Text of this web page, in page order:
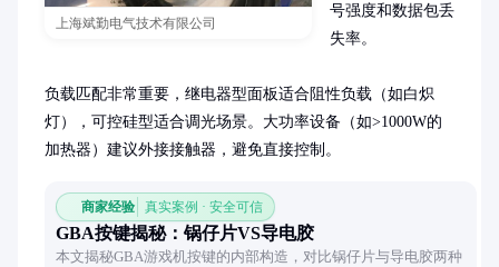
上海斌勤电气技术有限公司
号强度和数据包丢
失率。
负载匹配非常重要，继电器型面板适合阻性负载（如白炽
灯），可控硅型适合调光场景。大功率设备（如>1000W的
加热器）建议外接接触器，避免直接控制。
商家经验 真实案例 · 安全可信
GBA按键揭秘：锅仔片VS导电胶
本文揭秘GBA游戏机按键的内部构造，对比锅仔片与导电胶两种